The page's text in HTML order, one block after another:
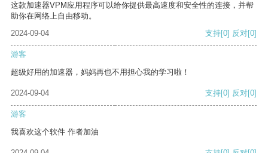
这款加速器VPM应用程序可以给你提供最高速度和安全性的连接，并帮
助你在网络上自由移动。
2024-09-04
支持[0] 反对[0]
游客
超级好用的加速器，妈妈再也不用担心我的学习啦！
2024-09-04 支持[0] 反对[0]
游客
我喜欢这个软件 作者加油